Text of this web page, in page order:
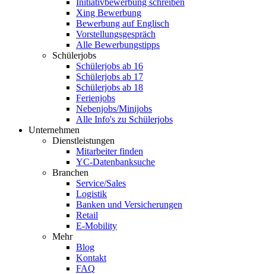
Initiativbewerbung schreiben
Xing Bewerbung
Bewerbung auf Englisch
Vorstellungsgespräch
Alle Bewerbungstipps
Schülerjobs
Schülerjobs ab 16
Schülerjobs ab 17
Schülerjobs ab 18
Ferienjobs
Nebenjobs/Minijobs
Alle Info's zu Schülerjobs
Unternehmen
Dienstleistungen
Mitarbeiter finden
YC-Datenbanksuche
Branchen
Service/Sales
Logistik
Banken und Versicherungen
Retail
E-Mobility
Mehr
Blog
Kontakt
FAQ